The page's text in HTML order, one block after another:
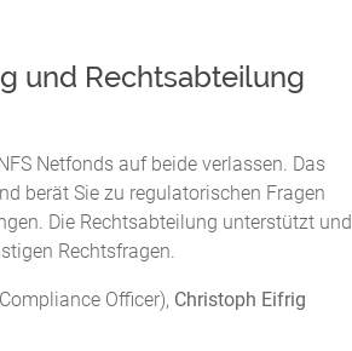
und Rechtsabteilung
Netfonds auf beide verlassen. Das
berät Sie zu regulatorischen Fragen
Die Rechtsabteilung unterstützt und
Rechtsfragen.
Officer), Christoph Eifrig